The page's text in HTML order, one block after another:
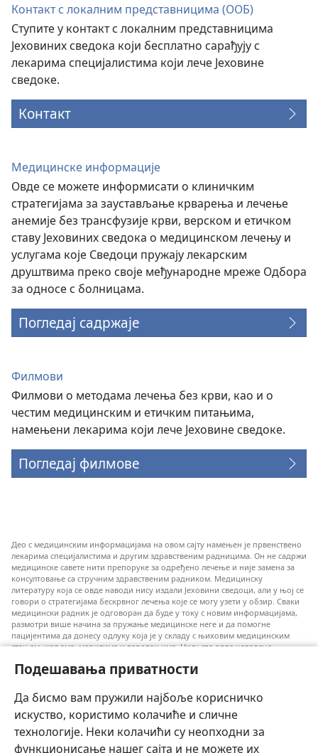
Подешавања приватности
Да бисмо вам пружили најбоље корисничко
искуство, користимо колачиће и сличне
технологије. Неки колачићи су неопходни за
функционисање нашег сајта и не можете их
Контакт с локалним представницима (ООБ)
Ступите у контакт с локалним представницима
Јеховиних сведока који бесплатно сарађују с
лекарима специјалистима који лече Јеховине
сведоке.
Контакт
Медицинске информације
Овде се можете информисати о клиничким
стратегијама за заустављање крварења и лечење
анемије без трансфузије крви, верском и етичком
ставу Јеховиних сведока о медицинском лечењу и
услугама које Сведоци пружају лекарским
друштвима преко своје међународне мреже Одбора
за односе с болницама.
Погледај садржаје
Филмови
Филмови о методама лечења без крви, као и о
честим медицинским и етичким питањима,
намењени лекарима који лече Јеховине сведоке.
Погледај филмове
Део с медицинским информацијама на овом сајту намењен је првенствено
лекарима специјалистима и другим здравственим радницима. Он не садржи
медицинске савете нити препоруке за одређено лечење и није замена за
консултовање са стручним здравственим радником. Медицинску
литературу која се овде наводи нису издали Јеховини сведоци, али у њој се
говори о стратегијама бескрвног лечења које се могу узети у обзир. Сваки
медицински радник је одговоран да буде у току с новим информацијама,
размотри више начина за пружање медицинске неге и да помогне
пацијентима да донесу одлуку која је у складу с њиховим медицинским
стањем, жељама, мерилима и веровањима. Нису све овде наведене
За пацијенте: Увек се консултујте с вашим лекаром или другим
стањем и лечењем. Ако сматрате да имате здравствених проблема,
обратите се лекару.
Коришћење овог веб-сајта прописано је правилима коришћења.